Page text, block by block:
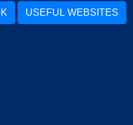
USEFUL WEBSITES